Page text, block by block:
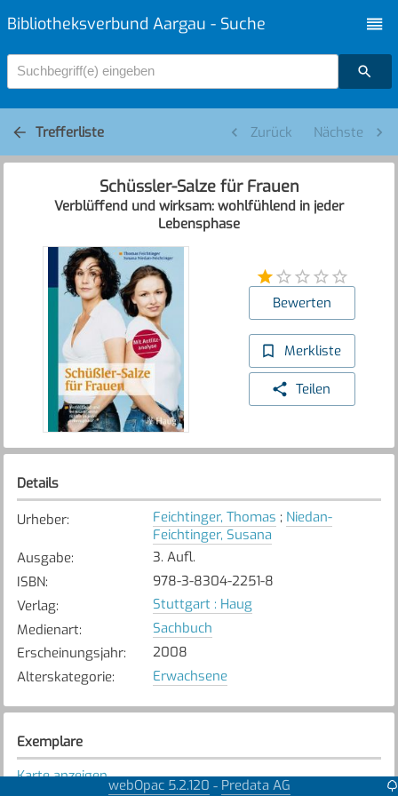
Bibliotheksverbund Aargau - Suche
Suchbegriff(e) eingeben
Trefferliste Zurück Nächste
Schüssler-Salze für Frauen
Verblüffend und wirksam: wohlfühlend in jeder
Lebensphase
Bewerten
Merkliste
Teilen
Details
Urheber: Feichtinger, Thomas ; Niedan-
Feichtinger, Susana
Ausgabe:
3. Aufl.
ISBN:
978-3-8304-2251-8
Verlag:
Stuttgart : Haug
Medienart:
Sachbuch
Erscheinungsjahr:
2008
Alterskategorie: Erwachsene
Exemplare
Karte anzeigen
webOpac 5.2.120 - Predata AG